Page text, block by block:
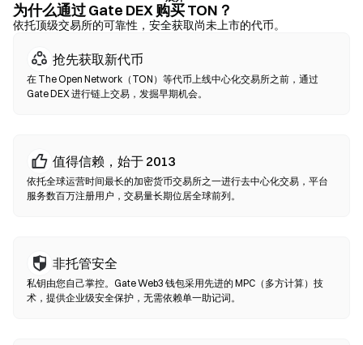
可使用信用卡购买 TON。务必备份助记词，并在确认任何交易前核
实合约地址。
去中心化交易所（DEX）
无需中间方的点对点交易。DEX 通过智能合约在链上执行兑换，无
Chain、Polygon 等 EVM 兼容链上。
为什么通过 Gate DEX 购买 TON？
依托顶级交易所的可靠性，安全获取尚未上市的代币。
抢先获取新代币
在 The Open Network（TON）等代币上线中心化交易所之前，通过
Gate DEX 进行链上交易，发掘早期机会。
值得信赖，始于 2013
依托全球运营时间最长的加密货币交易所之一进行去中心化交易，平台
服务数百万注册用户，交易量长期位居全球前列。
非托管安全
私钥由您自己掌控。Gate Web3 钱包采用先进的 MPC（多方计算）技
术，提供企业级安全保护，无需依赖单一助记词。